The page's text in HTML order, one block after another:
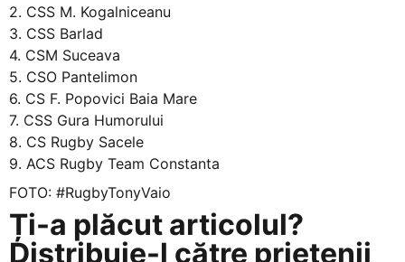
2. CSS M. Kogalniceanu
3. CSS Barlad
4. CSM Suceava
5. CSO Pantelimon
6. CS F. Popovici Baia Mare
7. CSS Gura Humorului
8. CS Rugby Sacele
9. ACS Rugby Team Constanta
FOTO: #RugbyTonyVaio
Ți-a plăcut articolul?
Distribuie-l către prietenii